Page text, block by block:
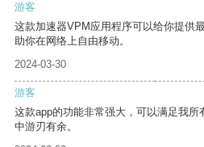
游客
这款加速器VPM应用程序可以给你提供
助你在网络上自由移动。
2024-03-30
游客
这款app的功能非常强大，可以满足我
中游刃有余。